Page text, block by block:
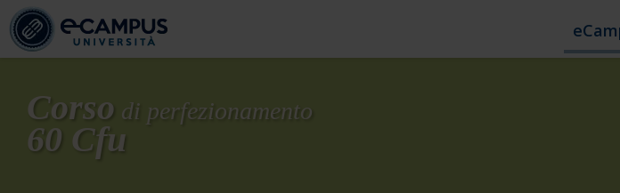
Corso di perfezionamento
60 Cfu